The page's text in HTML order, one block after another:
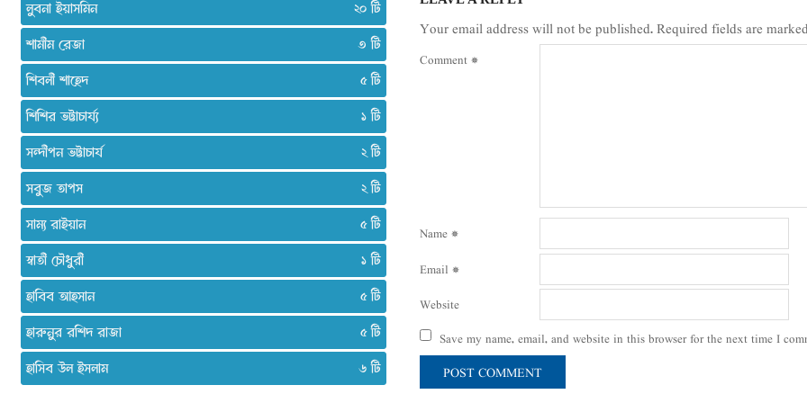
Your email address will not be published. Required fields are
Comment *
Name *
Email *
Website
Save my name, email, and website in this browser for the next time I
লুবনা ইয়াসমিন
২০
শামীম রেজা
৩
শিবলী শাহেদ
৫
শিশির ভট্টাচার্য্য
১
সন্দীপন ভট্টাচার্য
২
সবুজ তাপস
২
সাম্য রাইয়ান
৫
স্বাতী চৌধুরী
১
হাবিব আহসান
৫
হারুনুর রশিদ রাজা
৫
হাসিব উল ইসলাম
৬